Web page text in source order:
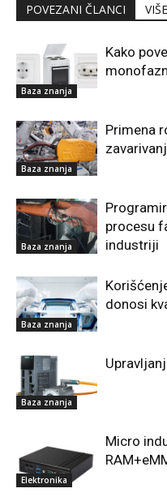
POVEZANI ČLANCI
Baza znanja
Kako
Baza znanja
Primena
Baza znanja
procesu
industriji
Baza znanja
donosi
Baza znanja
Elektronika
Micro